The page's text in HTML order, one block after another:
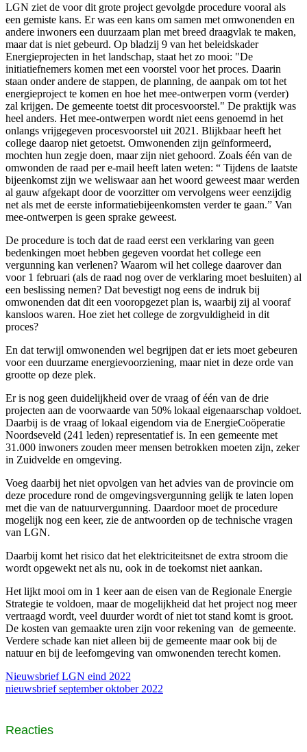
LGN ziet de voor dit grote project gevolgde procedure vooral als
een gemiste kans. Er was een kans om samen met omwonenden en
andere inwoners een duurzaam plan met breed draagvlak te maken,
maar dat is niet gebeurd. Op bladzij 9 van het beleidskader
Energieprojecten in het landschap, staat het zo mooi: "De
initiatiefnemers komen met een voorstel voor het proces. Daarin
staan onder andere de stappen, de planning, de aanpak om tot het
energieproject te komen en hoe het mee-ontwerpen vorm (verder)
zal krijgen. De gemeente toetst dit procesvoorstel." De praktijk was
heel anders. Het mee-ontwerpen wordt niet eens genoemd in het
onlangs vrijgegeven procesvoorstel uit 2021. Blijkbaar heeft het
college daarop niet getoetst. Omwonenden zijn geïnformeerd,
mochten hun zegje doen, maar zijn niet gehoord. Zoals één van de
omwonden de raad per e-mail heeft laten weten: “ Tijdens de laatste
bijeenkomst zijn we weliswaar aan het woord geweest maar werden
al gauw afgekapt door de voorzitter om vervolgens weer eenzijdig
net als met de eerste informatiebijeenkomsten verder te gaan.” Van
mee-ontwerpen is geen sprake geweest.
De procedure is toch dat de raad eerst een verklaring van geen
bedenkingen moet hebben gegeven voordat het college een
vergunning kan verlenen? Waarom wil het college daarover dan
voor 1 februari (als de raad nog over de verklaring moet besluiten) al
een beslissing nemen? Dat bevestigt nog eens de indruk bij
omwonenden dat dit een vooropgezet plan is, waarbij zij al vooraf
kansloos waren. Hoe ziet het college de zorgvuldigheid in dit
proces?
En dat terwijl omwonenden wel begrijpen dat er iets moet gebeuren
voor een duurzame energievoorziening, maar niet in deze orde van
grootte op deze plek.
Er is nog geen duidelijkheid over de vraag of één van de drie
projecten aan de voorwaarde van 50% lokaal eigenaarschap voldoet.
Daarbij is de vraag of lokaal eigendom via de EnergieCoöperatie
Noordseveld (241 leden) representatief is. In een gemeente met
31.000 inwoners zouden meer mensen betrokken moeten zijn, zeker
in Zuidvelde en omgeving.
Voeg daarbij het niet opvolgen van het advies van de provincie om
deze procedure rond de omgevingsvergunning gelijk te laten lopen
met die van de natuurvergunning. Daardoor moet de procedure
mogelijk nog een keer, zie de antwoorden op de technische vragen
van LGN.
Daarbij komt het risico dat het elektriciteitsnet de extra stroom die
wordt opgewekt net als nu, ook in de toekomst niet aankan.
Het lijkt mooi om in 1 keer aan de eisen van de Regionale Energie
Strategie te voldoen, maar de mogelijkheid dat het project nog meer
vertraagd wordt, veel duurder wordt of niet tot stand komt is groot.
De kosten van gemaakte uren zijn voor rekening van de gemeente.
Verdere schade kan niet alleen bij de gemeente maar ook bij de
natuur en bij de leefomgeving van omwonenden terecht komen.
Nieuwsbrief LGN eind 2022
nieuwsbrief september oktober 2022
Reacties